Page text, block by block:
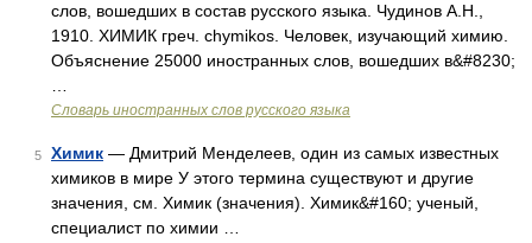
слов, вошедших в состав русского языка. Чудинов А.Н.,
1910. ХИМИК греч. chymikos. Человек, изучающий химию.
Объяснение 25000 иностранных слов, вошедших в&#8230;
Словарь иностранных слов русского языка
5 Химик — Дмитрий Менделеев, один из самых известных
химиков в мире У этого термина существуют и другие
значения, см. Химик (значения). Химик&#160; ученый,
специалист по химии …